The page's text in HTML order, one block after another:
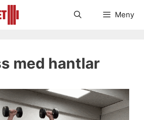
Meny
med hantlar